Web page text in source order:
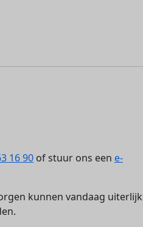
16 90 of stuur ons een e-
kunnen vandaag uiterlijk